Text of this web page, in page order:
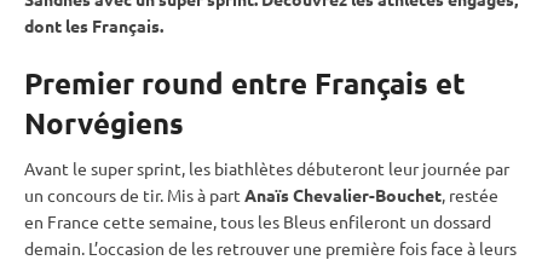
dont les Français.
Premier round entre Français et
Norvégiens
Avant le supersprint, les biathlètes débuteront leur journée par
un concours de tir. Mis à part Anaïs Chevalier-Bouchet, restée
en France cette semaine, tous les Bleus enfileront un dossard
demain. L’occasion de les retrouver une première fois face à leurs